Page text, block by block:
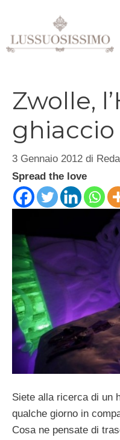
contenuto
Zwolle,
ghiaccio
3 Gennaio 2012 di
Spread the love
Siete alla ricerca di un
qualche giorno in
Cosa ne pensate di